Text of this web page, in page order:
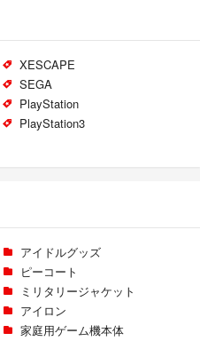
XESCAPE
SEGA
PlayStation
PlayStation3
アイドルグッズ
ピーコート
ミリタリージャケット
アイロン
家庭用ゲーム機本体